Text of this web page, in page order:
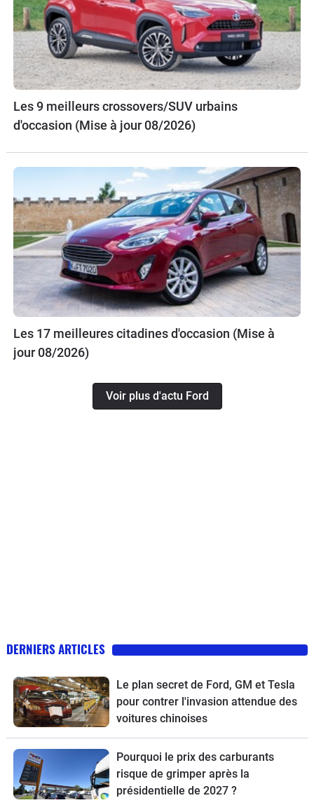
Les 9 meilleurs crossovers/SUV urbains
d'occasion (Mise à jour 08/2026)
Les 17 meilleures citadines d'occasion (Mise à
jour 08/2026)
Voir plus d'actu Ford
DERNIERS ARTICLES
Le plan secret de Ford, GM et Tesla
pour contrer l'invasion attendue des
voitures chinoises
Pourquoi le prix des carburants
risque de grimper après la
présidentielle de 2027 ?